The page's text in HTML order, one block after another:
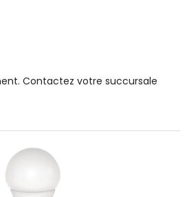
Contactez votre succursale